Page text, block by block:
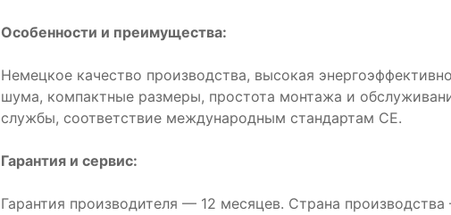
Особенности и преимущества:
Немецкое качество производства, высокая
шума, компактные размеры, простота монтажа и
службы, соответствие международным стандартам CE.
Гарантия и сервис:
Гарантия производителя — 12 месяцев. Страна